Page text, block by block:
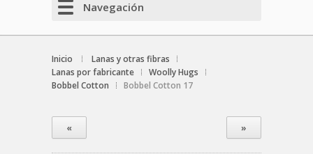
Navegación
Inicio
Lanas y otras fibras
Lanas por fabricante
Woolly Hugs
Bobbel Cotton
Bobbel Cotton 17
« »